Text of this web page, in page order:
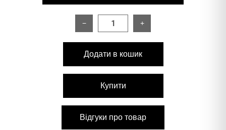
РОЗМІР
Довжина:
рукава від плечевого шва
плечовий шов
− +
Додати в кошик
Купити
Відгуки про товар